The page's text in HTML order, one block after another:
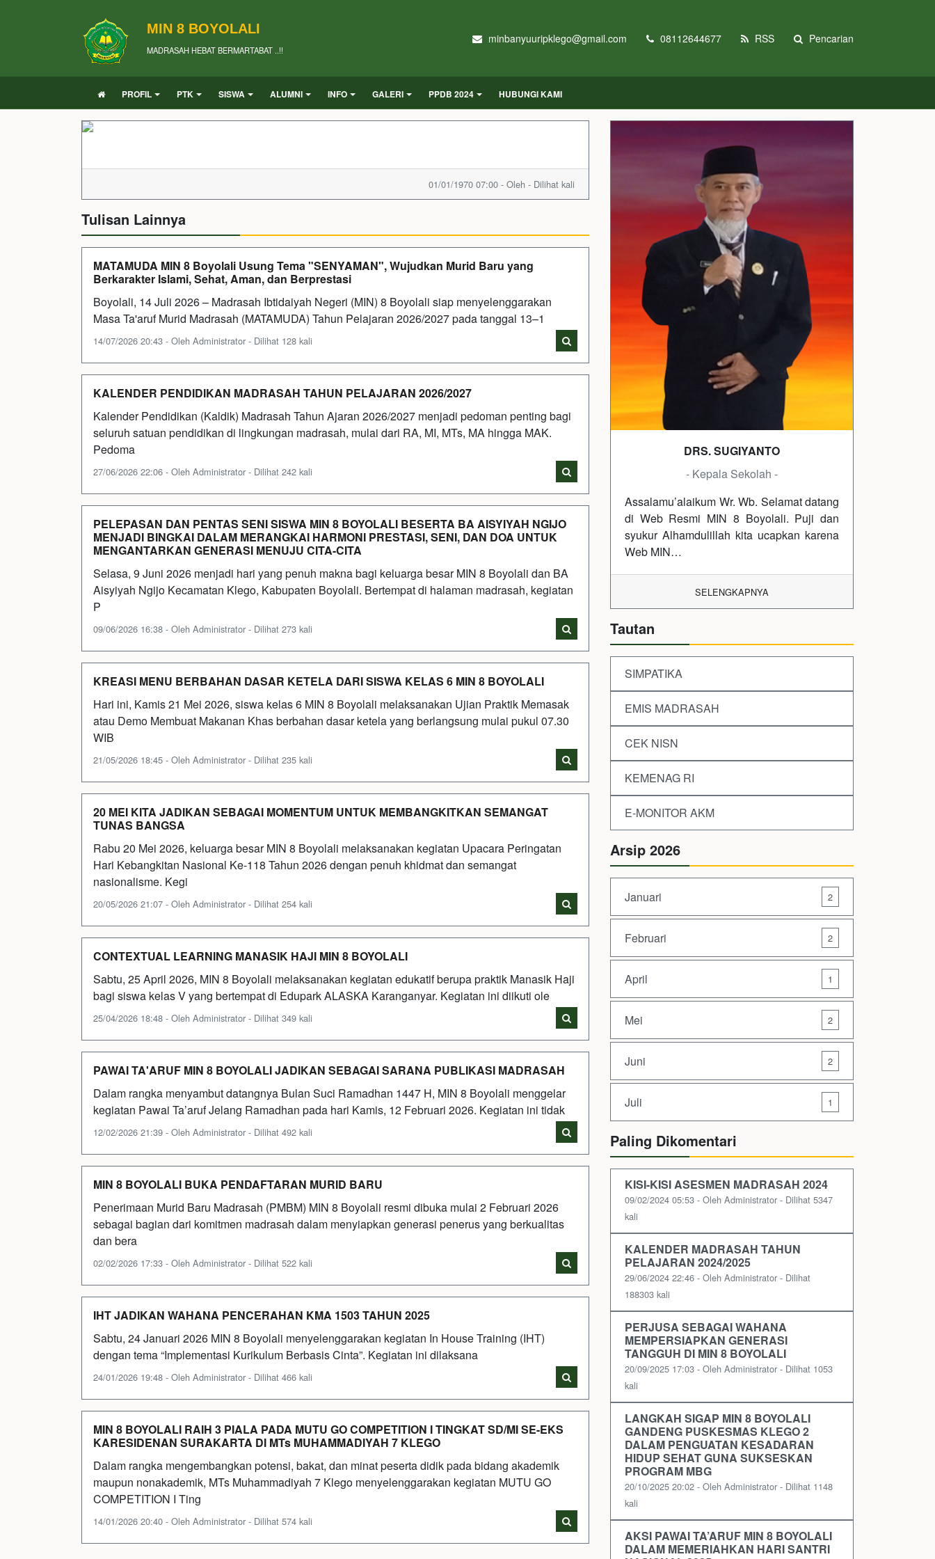
MIN 8 BOYOLALI
MADRASAH HEBAT BERMARTABAT ..!!
minbanyuuripklego@gmail.com 08112644677 RSS Pencarian
PROFIL PTK SISWA ALUMNI INFO GALERI PPDB 2024 HUBUNGI KAMI
01/01/1970 07:00 - Oleh - Dilihat kali
Tulisan Lainnya
MATAMUDA MIN 8 Boyolali Usung Tema "SENYAMAN", Wujudkan Murid Baru yang
Berkarakter Islami, Sehat, Aman, dan Berprestasi
Boyolali, 14 Juli 2026 – Madrasah Ibtidaiyah Negeri (MIN) 8 Boyolali siap menyelenggarakan
Masa Ta'aruf Murid Madrasah (MATAMUDA) Tahun Pelajaran 2026/2027 pada tanggal 13–1
14/07/2026 20:43 - Oleh Administrator - Dilihat 128 kali
KALENDER PENDIDIKAN MADRASAH TAHUN PELAJARAN 2026/2027
Kalender Pendidikan (Kaldik) Madrasah Tahun Ajaran 2026/2027 menjadi pedoman penting bagi
seluruh satuan pendidikan di lingkungan madrasah, mulai dari RA, MI, MTs, MA hingga MAK.
Pedoma
27/06/2026 22:06 - Oleh Administrator - Dilihat 242 kali
PELEPASAN DAN PENTAS SENI SISWA MIN 8 BOYOLALI BESERTA BA AISYIYAH NGIJO
MENJADI BINGKAI DALAM MERANGKAI HARMONI PRESTASI, SENI, DAN DOA UNTUK
MENGANTARKAN GENERASI MENUJU CITA-CITA
Selasa, 9 Juni 2026 menjadi hari yang penuh makna bagi keluarga besar MIN 8 Boyolali dan BA
Aisyiyah Ngijo Kecamatan Klego, Kabupaten Boyolali. Bertempat di halaman madrasah, kegiatan
P
09/06/2026 16:38 - Oleh Administrator - Dilihat 273 kali
KREASI MENU BERBAHAN DASAR KETELA DARI SISWA KELAS 6 MIN 8 BOYOLALI
Hari ini, Kamis 21 Mei 2026, siswa kelas 6 MIN 8 Boyolali melaksanakan Ujian Praktik Memasak
atau Demo Membuat Makanan Khas berbahan dasar ketela yang berlangsung mulai pukul 07.30
WIB
21/05/2026 18:45 - Oleh Administrator - Dilihat 235 kali
20 MEI KITA JADIKAN SEBAGAI MOMENTUM UNTUK MEMBANGKITKAN SEMANGAT
TUNAS BANGSA
Rabu 20 Mei 2026, keluarga besar MIN 8 Boyolali melaksanakan kegiatan Upacara Peringatan
Hari Kebangkitan Nasional Ke-118 Tahun 2026 dengan penuh khidmat dan semangat
nasionalisme. Kegi
20/05/2026 21:07 - Oleh Administrator - Dilihat 254 kali
CONTEXTUAL LEARNING MANASIK HAJI MIN 8 BOYOLALI
Sabtu, 25 April 2026, MIN 8 Boyolali melaksanakan kegiatan edukatif berupa praktik Manasik Haji
bagi siswa kelas V yang bertempat di Edupark ALASKA Karanganyar. Kegiatan ini diikuti ole
25/04/2026 18:48 - Oleh Administrator - Dilihat 349 kali
PAWAI TA'ARUF MIN 8 BOYOLALI JADIKAN SEBAGAI SARANA PUBLIKASI MADRASAH
Dalam rangka menyambut datangnya Bulan Suci Ramadhan 1447 H, MIN 8 Boyolali menggelar
kegiatan Pawai Ta’aruf Jelang Ramadhan pada hari Kamis, 12 Februari 2026. Kegiatan ini tidak
12/02/2026 21:39 - Oleh Administrator - Dilihat 492 kali
MIN 8 BOYOLALI BUKA PENDAFTARAN MURID BARU
Penerimaan Murid Baru Madrasah (PMBM) MIN 8 Boyolali resmi dibuka mulai 2 Februari 2026
sebagai bagian dari komitmen madrasah dalam menyiapkan generasi penerus yang berkualitas
dan bera
02/02/2026 17:33 - Oleh Administrator - Dilihat 522 kali
IHT JADIKAN WAHANA PENCERAHAN KMA 1503 TAHUN 2025
Sabtu, 24 Januari 2026 MIN 8 Boyolali menyelenggarakan kegiatan In House Training (IHT)
dengan tema “Implementasi Kurikulum Berbasis Cinta”. Kegiatan ini dilaksana
24/01/2026 19:48 - Oleh Administrator - Dilihat 466 kali
MIN 8 BOYOLALI RAIH 3 PIALA PADA MUTU GO COMPETITION I TINGKAT SD/MI SE-EKS
KARESIDENAN SURAKARTA DI MTs MUHAMMADIYAH 7 KLEGO
Dalam rangka mengembangkan potensi, bakat, dan minat peserta didik pada bidang akademik
maupun nonakademik, MTs Muhammadiyah 7 Klego menyelenggarakan kegiatan MUTU GO
COMPETITION I Ting
14/01/2026 20:40 - Oleh Administrator - Dilihat 574 kali
DRS. SUGIYANTO
- Kepala Sekolah -
Assalamu’alaikum Wr. Wb. Selamat datang
di Web Resmi MIN 8 Boyolali. Puji dan
syukur Alhamdulillah kita ucapkan karena
Web MIN…
SELENGKAPNYA
Tautan
SIMPATIKA
EMIS MADRASAH
CEK NISN
KEMENAG RI
E-MONITOR AKM
Arsip 2026
Januari 2
Februari 2
April 1
Mei 2
Juni 2
Juli 1
Paling Dikomentari
KISI-KISI ASESMEN MADRASAH 2024
09/02/2024 05:53 - Oleh Administrator - Dilihat 5347
kali
KALENDER MADRASAH TAHUN
PELAJARAN 2024/2025
29/06/2024 22:46 - Oleh Administrator - Dilihat
188303 kali
PERJUSA SEBAGAI WAHANA
MEMPERSIAPKAN GENERASI
TANGGUH DI MIN 8 BOYOLALI
20/09/2025 17:03 - Oleh Administrator - Dilihat 1053
kali
LANGKAH SIGAP MIN 8 BOYOLALI
GANDENG PUSKESMAS KLEGO 2
DALAM PENGUATAN KESADARAN
HIDUP SEHAT GUNA SUKSESKAN
PROGRAM MBG
20/10/2025 20:02 - Oleh Administrator - Dilihat 1148
kali
AKSI PAWAI TA’ARUF MIN 8 BOYOLALI
DALAM MEMERIAHKAN HARI SANTRI